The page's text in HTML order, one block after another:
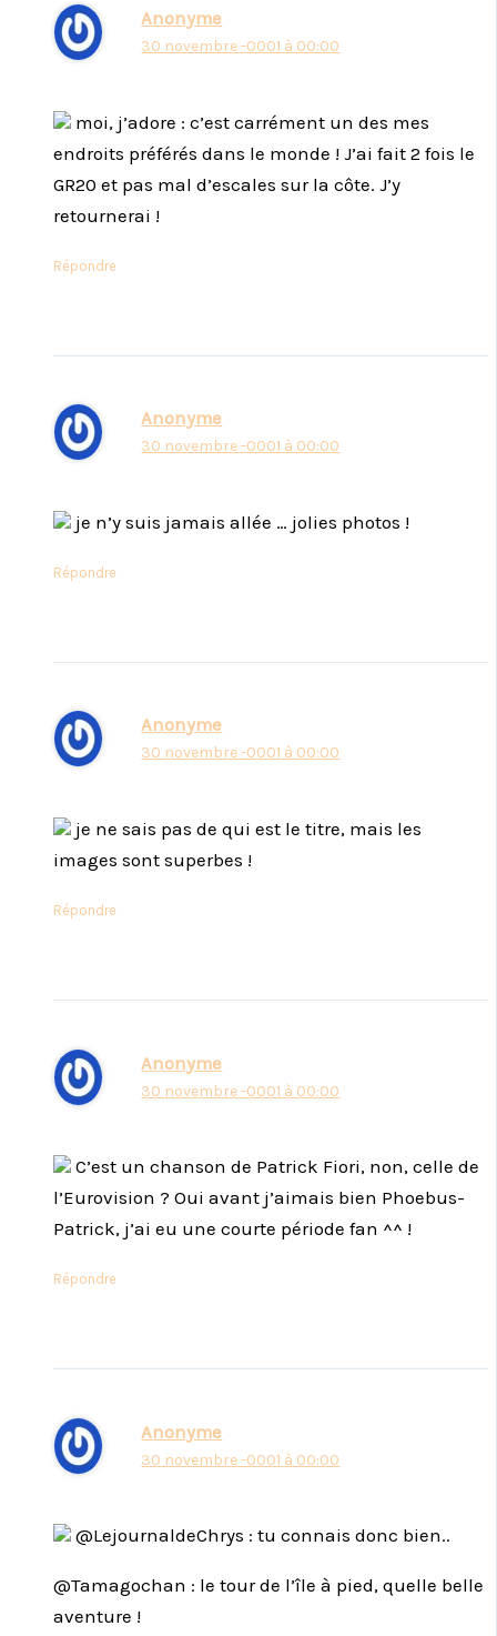
Anonyme
30 novembre -0001 à 00:00
moi, j’adore : c’est carrément un des mes
endroits préférés dans le monde ! J’ai fait 2 fois le
GR20 et pas mal d’escales sur la côte. J’y
retournerai !
Répondre
Anonyme
30 novembre -0001 à 00:00
je n’y suis jamais allée … jolies photos !
Répondre
Anonyme
30 novembre -0001 à 00:00
je ne sais pas de qui est le titre, mais les
images sont superbes !
Répondre
Anonyme
30 novembre -0001 à 00:00
C’est un chanson de Patrick Fiori, non, celle de
l’Eurovision ? Oui avant j’aimais bien Phoebus-
Patrick, j’ai eu une courte période fan ^^ !
Répondre
Anonyme
30 novembre -0001 à 00:00
@LejournaldeChrys : tu connais donc bien..
@Tamagochan : le tour de l’île à pied, quelle belle
aventure !